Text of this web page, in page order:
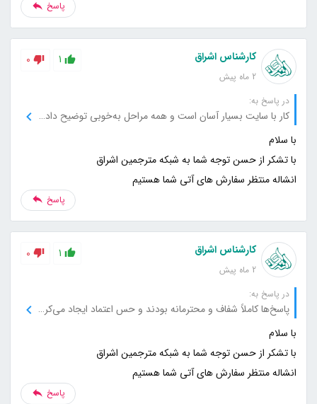
پاسخ
کارشناس اشراق
2 ماه پیش
1
0
در پاسخ به:
کار با سایت بسیار آسان است و همه مراحل به‌خوبی توضیح داده شده‌اند.
انشاله منتظر سفارش های آتی شما هستیم
پاسخ
کارشناس اشراق
2 ماه پیش
1
0
در پاسخ به:
پاسخ‌ها کاملاً شفاف و محترمانه بودند و حس اعتماد ایجاد می‌کردند.
انشاله منتظر سفارش های آتی شما هستیم
پاسخ